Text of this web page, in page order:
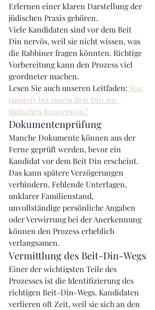
Erlernen einer klaren Darstellung der
jüdischen Praxis gehören.
Viele Kandidaten sind vor dem Beit
Din nervös, weil sie nicht wissen, was
die Rabbiner fragen könnten. Richtige
Vorbereitung kann den Prozess viel
geordneter machen.
Lesen Sie auch unseren Leitfaden: Was
passiert bei einem Beit Din zur
jüdischen Konversion?
Dokumentenprüfung
Manche Dokumente können aus der
Ferne geprüft werden, bevor ein
Kandidat vor dem Beit Din erscheint.
Das kann spätere Verzögerungen
verhindern. Fehlende Unterlagen,
unklarer Familienstand,
unvollständige persönliche Angaben
oder Verwirrung bei der Anerkennung
können den Prozess erheblich
verlangsamen.
Vermittlung des Beit-Din-Wegs
Einer der wichtigsten Teile des
Prozesses ist die Identifizierung des
richtigen Beit-Din-Wegs. Kandidaten
verlieren oft Zeit, weil sie sich an den